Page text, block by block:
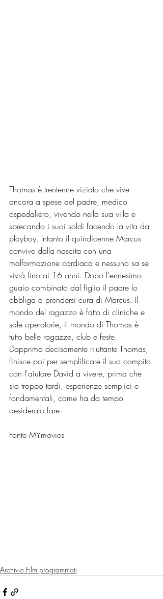
Thomas è trentenne viziato che vive
ancora a spese del padre, medico
ospedaliero, vivendo nella sua villa e
sprecando i suoi soldi facendo la vita da
playboy. Intanto il quindicenne Marcus
convive dalla nascita con una
malformazione cardiaca e nessuno sa se
vivrà fino ai 16 anni. Dopo l'ennesimo
guaio combinato dal figlio il padre lo
obbliga a prendersi cura di Marcus. Il
mondo del ragazzo è fatto di cliniche e
sale operatorie, il mondo di Thomas è
tutto belle ragazze, club e feste.
Dapprima decisamente riluttante Thomas,
finisce poi per semplificare il suo compito
con l'aiutare David a vivere, prima che
sia troppo tardi, esperienze semplici e
fondamentali, come ha da tempo
desiderato fare.
Fonte MYmovies
Archivio Film programmati